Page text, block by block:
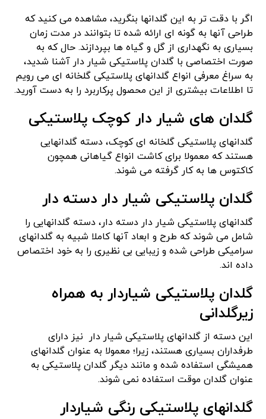
اگر با دقت تر به این گلدانها بنگرید، مشاهده می کنید که
طراحی آنها به گونه ای ارائه شده تا بتوانند در مدت زمان
بسیاری به نگهداری از گل و گیاه‌ ها بپردازند. حال که به
صورت اختصاصی با گلدان پلاستیکی شیار دار آشنا شدید،
به سراغ معرفی انواع گلدانهای پلاستیکی گلخانه ای می رویم
تا اطلاعات بیشتری از این محصول پرکاربرد را به دست آورید.
گلدان های شیار دار کوچک پلاستیکی
گلدانهای پلاستیکی گلخانه ای کوچک، دسته گلدانهایی
هستند که معمولا برای کاشت انواع گیاهانی همچون
کاکتوس‌ ها به کار گرفته می شوند.
گلدان پلاستیکی شیار دار دسته دار
گلدانهای پلاستیکی شیار دار دسته دار، دسته گلدانهایی را
شامل می‌ شوند که طرح و ابعاد آنها کاملا شبیه به گلدانهای
سرامیکی طراحی شده و زیبایی بی نظیری را به خود اختصاص
داده اند.
گلدان پلاستیکی شیاردار به همراه
زیرگلدانی
این دسته از گلدانهای پلاستیکی شیار دار نیز دارای
طرفداران بسیاری هستند، زیرا؛ معمولا به عنوان گلدانهای
همیشگی استفاده شده و مانند دیگر گلدان پلاستیکی به
عنوان گلدان موقت استفاده نمی شوند.
گلدانهای پلاستیکی رنگی شیاردار